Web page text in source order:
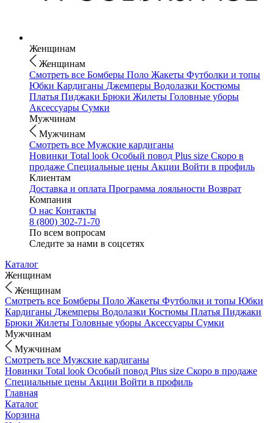
Женщинам
Женщинам
Смотреть все Бомберы Поло Жакеты Футболки и топы
Юбки Кардиганы Джемперы Водолазки Костюмы
Платья Пиджаки Брюки Жилеты Головные уборы
Аксессуары Сумки
Мужчинам
Мужчинам
Смотреть все Мужские кардиганы
Новинки Total look Особый повод Plus size Скоро в
продаже Специальные цены Акции Войти в профиль
Клиентам
Доставка и оплата Программа лояльности Возврат
Компания
О нас Контакты
8 (800) 302-71-70
По всем вопросам
Следите за нами в соцсетях
Каталог
Женщинам
Женщинам
Смотреть все Бомберы Поло Жакеты Футболки и топы Юбки
Кардиганы Джемперы Водолазки Костюмы Платья Пиджаки
Брюки Жилеты Головные уборы Аксессуары Сумки
Мужчинам
Мужчинам
Смотреть все Мужские кардиганы
Новинки Total look Особый повод Plus size Скоро в продаже
Специальные цены Акции Войти в профиль
Главная
Каталог
Корзина